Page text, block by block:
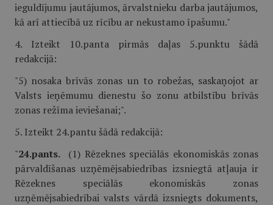
ieguldījumu jautājumos, ārvalstnieku darba jautājumos,
kā arī attiecībā uz rīcību ar nekustamo īpašumu."
4. Izteikt 10.panta pirmās daļas 5.punktu šādā
redakcijā:
"5) nosaka brīvās zonas un to robežas, saskaņojot ar
Valsts ieņēmumu dienestu šo zonu atbilstību brīvās
zonas režīma ieviešanai;".
5. Izteikt 24.pantu šādā redakcijā:
"24.pants. (1) Rēzeknes speciālās ekonomiskās zonas
pārvaldīšanas uzņēmējsabiedrības izsniegtā atļauja ir
Rēzeknes speciālās ekonomiskās zonas
uzņēmējsabiedrībai valsts vārdā izsniegts dokuments,